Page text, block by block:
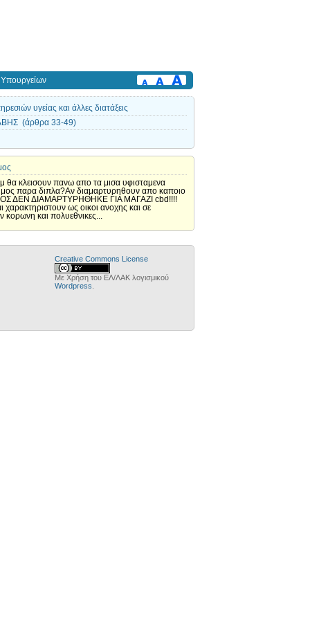
Υπουργείων
υγείας και άλλες διατάξεις
(άρθρα 33-49)
θα κλεισουν πανω απο τα μισα υφισταμενα
παρα διπλα?Αν διαμαρτυρηθουν απο καποιο
ΔΕΝ ΔΙΑΜΑΡΤΥΡΗΘΗΚΕ ΓΙΑ ΜΑΓΑΖΙ cbd!!!!
χαρακτηριστουν ως οικοι ανοχης και σε
και πολυεθνικες...
Creative Commons License
Με Χρήση του ΕΛ/ΛΑΚ λογισμικού
Wordpress